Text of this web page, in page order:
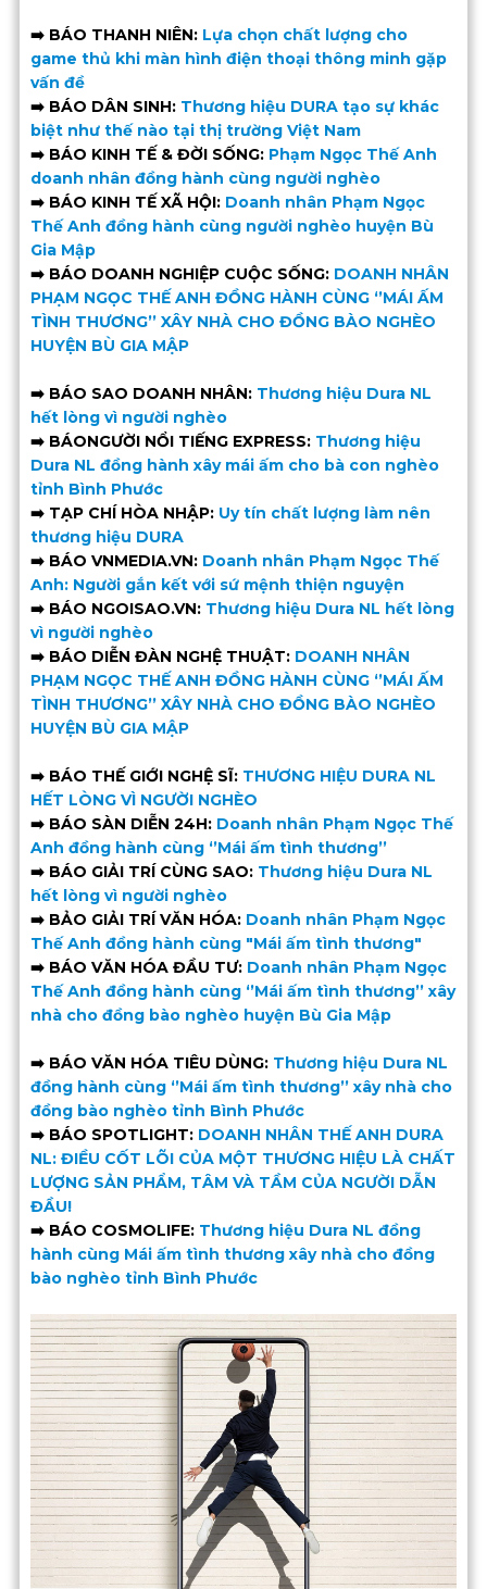
➡️ BÁO THANH NIÊN: Lựa chọn chất lượng cho
game thủ khi màn hình điện thoại thông minh gặp
vấn đề
➡️ BÁO DÂN SINH: Thương hiệu DURA tạo sự khác
biệt như thế nào tại thị trường Việt Nam
➡️ BÁO KINH TẾ & ĐỜI SỐNG: Phạm Ngọc Thế Anh
doanh nhân đồng hành cùng người nghèo
➡️ BÁO KINH TẾ XÃ HỘI: Doanh nhân Phạm Ngọc
Thế Anh đồng hành cùng người nghèo huyện Bù
Gia Mập
➡️ BÁO DOANH NGHIỆP CUỘC SỐNG: DOANH NHÂN
PHẠM NGỌC THẾ ANH ĐỒNG HÀNH CÙNG ‘’MÁI ẤM
TÌNH THƯƠNG’’ XÂY NHÀ CHO ĐỒNG BÀO NGHÈO
HUYỆN BÙ GIA MẬP
➡️ BÁO SAO DOANH NHÂN: Thương hiệu Dura NL
hết lòng vì người nghèo
➡️ BÁONGƯỜI NỔI TIẾNG EXPRESS: Thương hiệu
Dura NL đồng hành xây mái ấm cho bà con nghèo
tỉnh Bình Phước
➡️ TẠP CHÍ HÒA NHẬP: Uy tín chất lượng làm nên
thương hiệu DURA
➡️ BÁO VNMEDIA.VN: Doanh nhân Phạm Ngọc Thế
Anh: Người gắn kết với sứ mệnh thiện nguyện
➡️ BÁO NGOISAO.VN: Thương hiệu Dura NL hết lòng
vì người nghèo
➡️ BÁO DIỄN ĐÀN NGHỆ THUẬT: DOANH NHÂN
PHẠM NGỌC THẾ ANH ĐỒNG HÀNH CÙNG ‘’MÁI ẤM
TÌNH THƯƠNG’’ XÂY NHÀ CHO ĐỒNG BÀO NGHÈO
HUYỆN BÙ GIA MẬP
➡️ BÁO THẾ GIỚI NGHỆ SĨ: THƯƠNG HIỆU DURA NL
HẾT LÒNG VÌ NGƯỜI NGHÈO
➡️ BÁO SÀN DIỄN 24H: Doanh nhân Phạm Ngọc Thế
Anh đồng hành cùng ‘’Mái ấm tình thương’’
➡️ BÁO GIẢI TRÍ CÙNG SAO: Thương hiệu Dura NL
hết lòng vì người nghèo
➡️ BẢO GIẢI TRÍ VĂN HÓA: Doanh nhân Phạm Ngọc
Thế Anh đồng hành cùng "Mái ấm tình thương"
➡️ BÁO VĂN HÓA ĐẦU TƯ: Doanh nhân Phạm Ngọc
Thế Anh đồng hành cùng ‘’Mái ấm tình thương’’ xây
nhà cho đồng bào nghèo huyện Bù Gia Mập
➡️ BÁO VĂN HÓA TIÊU DÙNG: Thương hiệu Dura NL
đồng hành cùng ‘’Mái ấm tình thương’’ xây nhà cho
đồng bào nghèo tỉnh Bình Phước
➡️ BÁO SPOTLIGHT: DOANH NHÂN THẾ ANH DURA
NL: ĐIỀU CỐT LÕI CỦA MỘT THƯƠNG HIỆU LÀ CHẤT
LƯỢNG SẢN PHẨM, TÂM VÀ TẦM CỦA NGƯỜI DẪN
ĐẦU!
➡️ BÁO COSMOLIFE: Thương hiệu Dura NL đồng
hành cùng Mái ấm tình thương xây nhà cho đồng
bào nghèo tỉnh Bình Phước